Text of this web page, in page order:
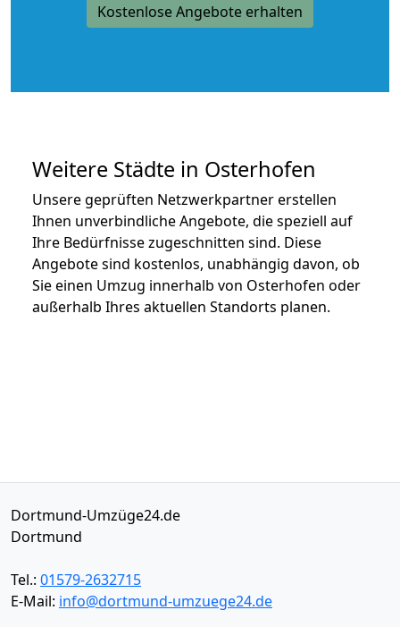
Kostenlose Angebote erhalten
Weitere Städte in Osterhofen
Unsere geprüften Netzwerkpartner erstellen
Ihnen unverbindliche Angebote, die speziell auf
Ihre Bedürfnisse zugeschnitten sind. Diese
Angebote sind kostenlos, unabhängig davon, ob
Sie einen Umzug innerhalb von Osterhofen oder
außerhalb Ihres aktuellen Standorts planen.
Dortmund-Umzüge24.de
Dortmund
Tel.: 01579-2632715
E-Mail: info@dortmund-umzuege24.de